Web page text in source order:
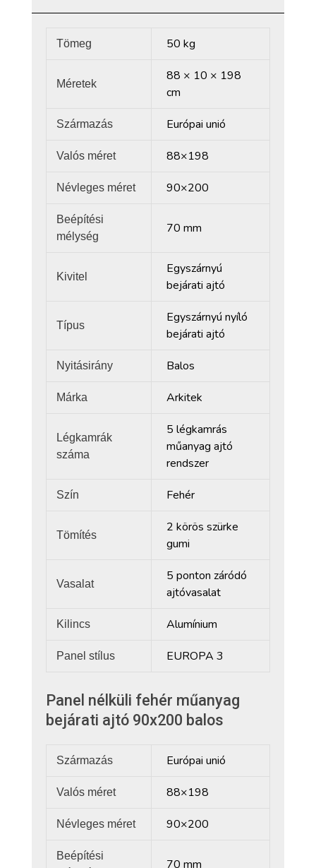
Tömeg 50 kg
Méretek
88 × 10 × 198
cm
Származás Európai unió
Valós méret 88×198
Névleges méret 90×200
Beépítési
mélység
70 mm
Kivitel
Egyszárnyú
bejárati ajtó
Típus
Egyszárnyú nyíló
bejárati ajtó
Nyitásirány Balos
Márka Arkitek
Légkamrák
száma
5 légkamrás
műanyag ajtó
rendszer
Szín Fehér
Tömítés
2 körös szürke
gumi
Vasalat
5 ponton záródó
ajtóvasalat
Kilincs Alumínium
Panel stílus EUROPA 3
Panel nélküli fehér műanyag
bejárati ajtó 90x200 balos
Származás Európai unió
Valós méret 88×198
Névleges méret 90×200
Beépítési
70 mm